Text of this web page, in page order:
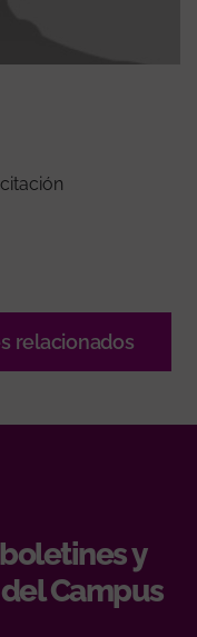
relacionados
y
Campus